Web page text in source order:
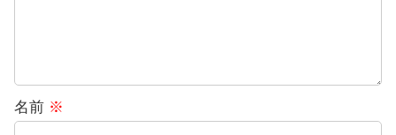
名前 ※